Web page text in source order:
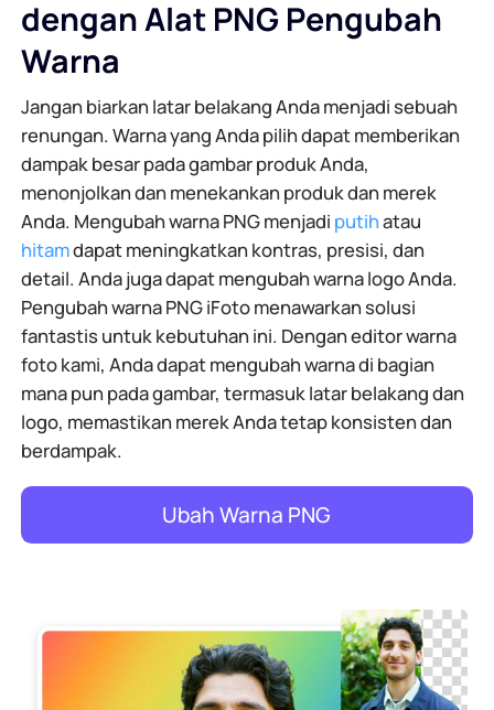
dengan Alat PNG Pengubah
Warna
Jangan biarkan latar belakang Anda menjadi sebuah
renungan. Warna yang Anda pilih dapat memberikan
dampak besar pada gambar produk Anda,
menonjolkan dan menekankan produk dan merek
Anda. Mengubah warna PNG menjadi putihatau
hitamdapat meningkatkan kontras, presisi, dan
detail. Anda juga dapat mengubah warna logo Anda.
Pengubah warna PNG iFoto menawarkan solusi
fantastis untuk kebutuhan ini. Dengan editor warna
foto kami, Anda dapat mengubah warna di bagian
mana pun pada gambar, termasuk latar belakang dan
logo, memastikan merek Anda tetap konsisten dan
berdampak.
Ubah Warna PNG